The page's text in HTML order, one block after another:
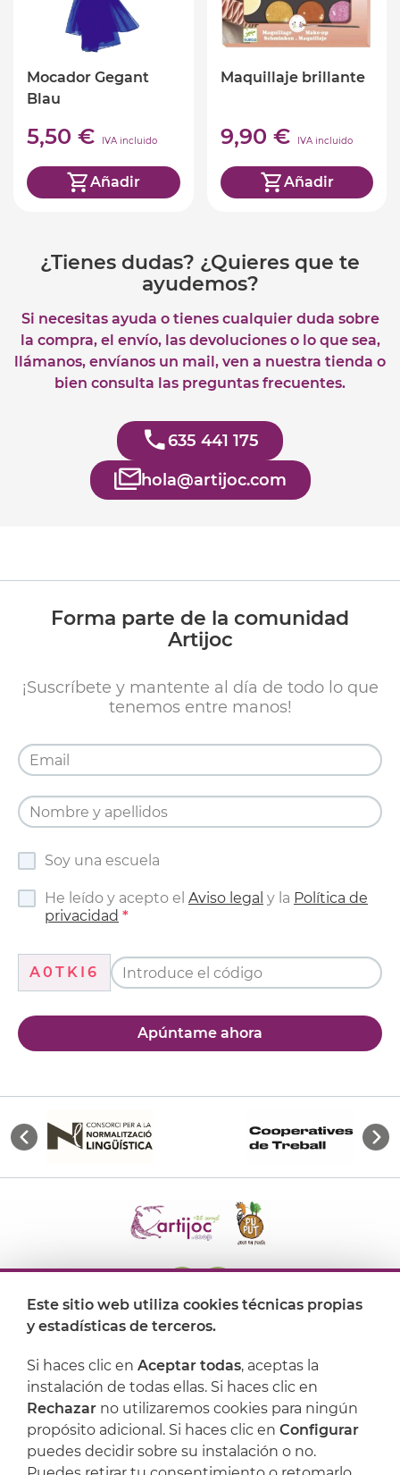
Mocador Gegant
Blau
5,50 € IVA incluido
Añadir
Maquillaje brillante
9,90 € IVA incluido
Añadir
¿Tienes dudas? ¿Quieres que te
ayudemos?
Si necesitas ayuda o tienes cualquier duda sobre
la compra, el envío, las devoluciones o lo que sea,
llámanos, envíanos un mail, ven a nuestra tienda o
bien consulta las preguntas frecuentes.
635 441 175
hola@artijoc.com
Forma parte de la comunidad
Artijoc
¡Suscríbete y mantente al día de todo lo que
tenemos entre manos!
Soy una escuela
He leído y acepto el Aviso legal y la Política de
privacidad
A0TKI6
Apúntame ahora
Dónde encontrarnos
Artijoc
Soporte
Este sitio web utiliza cookies técnicas propias
y estadísticas de terceros.
Si haces clic en Aceptar todas, aceptas la
instalación de todas ellas. Si haces clic en
Rechazar no utilizaremos cookies para ningún
propósito adicional. Si haces clic en Configurar
puedes decidir sobre su instalación o no.